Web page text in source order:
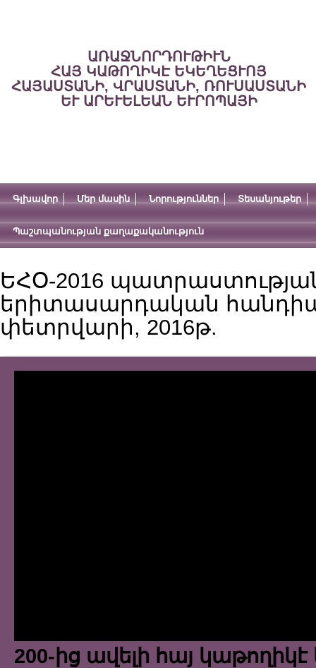
ԱՌԱՋՆՈՐԴՈՒԹԻՒՆ
ՀԱՅ ԿԱԹՈՂԻԿԷ ԵԿԵՂԵՑՒՈՅ
ՀԱՅԱՍՏԱՆԻ, ՎՐԱՍՏԱՆԻ, ՌՈՒՍԱՍՏԱՆԻ
ԵՒ ԱՐԵՒԵԼԵԱՆ ԵՒՐՈՊԱՅԻ
Գլխավոր Մեր մասին Նորություններ Տեսանյութեր
Պաշտպանության քաղաքականություն
ԵՀՕ-2016
երիտասարդական
փետրվարի, 2016թ.
200-ից ավելի հայ